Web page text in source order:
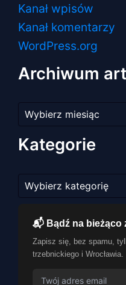
Kanał wpisów
Kanał komentarzy
WordPress.org
Archiwum
artykułów
Kategorie
📬 Bądź na bieżąco
Zapisz się, bez spamu,
trzebnickiego i Wrocławia.